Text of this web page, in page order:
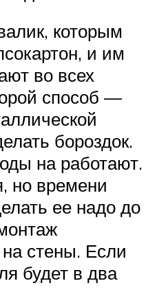
которым
и им
во всех
способ —
бороздок.
на работают.
но времени
ее надо до
стены. Если
будет в два